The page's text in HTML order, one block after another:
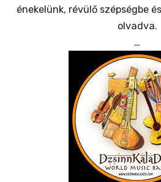
énekelünk, révülő szépségbe
olvadva.
…